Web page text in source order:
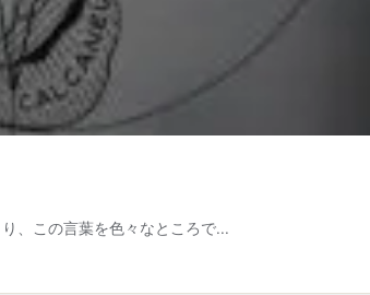
、この言葉を色々なところで...